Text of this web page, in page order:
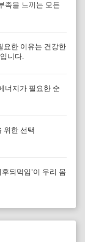
족을 느끼는 모든
요한 이유는 건강한
니다.
너지가 필요한 순
위한 선택
되먹임’이 우리 몸